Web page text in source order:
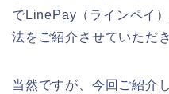
でLinePay（ラインペイ
法をご紹介させていただ
当然ですが、今回ご紹介